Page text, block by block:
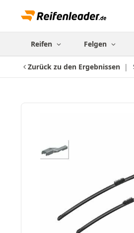
Reifen Felgen
Zurück zu den Ergebnissen